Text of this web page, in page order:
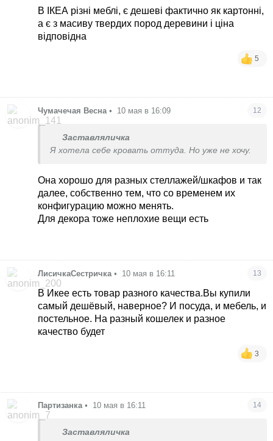
копейки
В ІКЕА різні меблі, є дешеві фактично як картонні,
а є з масиву твердих пород деревини і ціна
відповідна
5
Чумачечая Весна • 10 мая в 16:09 12
Заставляличка
Я хотела себе кровать оттуда. Но уже не хочу.
Она хорошо для разных стеллажей/шкафов и так
далее, собственно тем, что со временем их
конфигурацию можно менять.
Для декора тоже неплохие вещи есть
ЛисичкаСестричка • 10 мая в 16:11 13
В Икее есть товар разного качества.Вы купили
самый дешёвый, наверное? И посуда, и мебель, и
постельное. На разный кошелек и разное
качество будет
3
Партизанка • 10 мая в 16:11 14
Заставляличка